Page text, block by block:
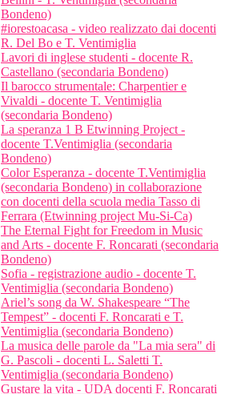
Bondeno)
#iorestoacasa - video realizzato dai docenti
R. Del Bo e T. Ventimiglia
Lavori di inglese studenti - docente R.
Castellano (secondaria Bondeno)
Il barocco strumentale: Charpentier e
Vivaldi - docente T. Ventimiglia
(secondaria Bondeno)
La speranza 1 B Etwinning Project -
docente T.Ventimiglia (secondaria
Bondeno)
Color Esperanza - docente T.Ventimiglia
(secondaria Bondeno) in collaborazione
con docenti della scuola media Tasso di
Ferrara (Etwinning project Mu-Si-Ca)
The Eternal Fight for Freedom in Music
and Arts - docente F. Roncarati (secondaria
Bondeno)
Sofia - registrazione audio - docente T.
Ventimiglia (secondaria Bondeno)
Ariel’s song da W. Shakespeare “The
Tempest” - docenti F. Roncarati e T.
Ventimiglia (secondaria Bondeno)
La musica delle parole da "La mia sera" di
G. Pascoli - docenti L. Saletti T.
Ventimiglia (secondaria Bondeno)
Gustare la vita - UDA docenti F. Roncarati